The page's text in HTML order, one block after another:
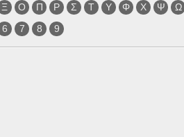
Ξ Ο Π Ρ Σ Τ Υ Φ Χ Ψ
Ω
6 7 8 9